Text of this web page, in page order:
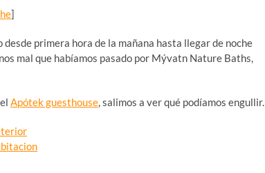
]
primera hora de la mañana hasta llegar de noche
mal que habíamos pasado por Mývatn Nature Baths,
Apótek guesthouse, salimos a ver qué podíamos engullir.